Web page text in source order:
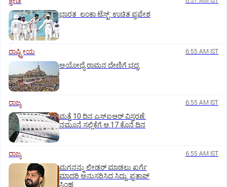
ಭಾರತ ಲಂಕಾ ಟೆಸ್ಟ್: ಉಚಿತ ಪ್ರವೇಶ
ರಾಷ್ಟ್ರೀಯ 6:55 AM IST
ಅಯೋಧ್ಯೆ ರಾಮನ ದೇಣಿಗೆ ಭದ್ರ
ರಾಜ್ಯ 6:55 AM IST
ಮತ್ತೆ 10 ದಿನ ಎಸ್‌ಐಆರ್‌ ವಿಸ್ತರಣೆ:
ನಮೂನೆ ಸಲ್ಲಿಕೆಗೆ ಆ.17 ಕೊನೆ ದಿನ
ರಾಜ್ಯ 6:55 AM IST
ಮಗನನ್ನು ಲೀಡರ್ ಮಾಡಲು ಖರ್ಗೆ
ಮಾದರಿ ಅನುಸರಿಸಿದ ಸಿದ್ದು: ಪ್ರತಾಪ್‌
ಸಿಂಹ